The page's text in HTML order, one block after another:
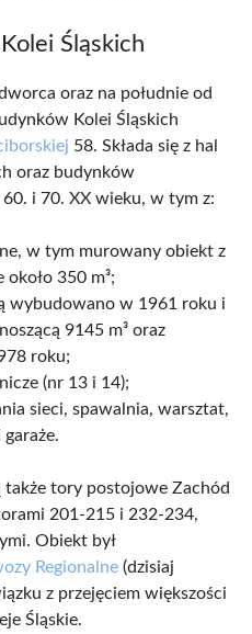
Śląskich
oraz na południe od
Kolei Śląskich
58. Składa się z hal
oraz budynków
i 70. XX wieku, w tym z:
w tym murowany obiekt z
350 m³;
wybudowano w 1961 roku i
9145 m³ oraz
roku;
(nr 13 i 14);
sieci, spawalnia, warsztat,
także tory postojowe Zachód
201-215 i 232-234,
Obiekt był
Regionalne (dzisiaj
z przejęciem większości
Śląskie.